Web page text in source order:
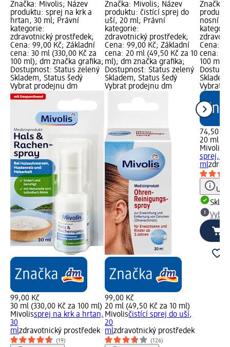
Značka: Mivolis; Název
produktu: sprej na krk a
hrtan, 30 ml; Právní
kategorie:
zdravotnický prostředek;
Cena: 99,00 Kč; Základní
cena: 30 ml (330,00 Kč za
100 ml); dm značka grafika;
Dostupnost: Status zelený
Skladem, Status šedý
Vybrat prodejnu dm
99,00 Kč
30 ml (330,00 Kč za 100 ml)
Mivolissprej na krk a hrtan,
30
mlzdravotnický prostředek
(19)
Značka: Mivolis; Název
produktu: čistící sprej do
uší, 20 ml; Právní
kategorie:
zdravotnický prostředek;
Cena: 99,00 Kč; Základní
cena: 20 ml (49,50 Kč za 10
ml); dm značka grafika;
Dostupnost: Status zelený
Skladem, Status šedý
Vybrat prodejnu dm
99,00 Kč
20 ml (49,50 Kč za 10 ml)
Mivolisčistící sprej do uší,
20
mlzdravotnický prostředek
(126)
Značka:
nosní
Cena:
cena:
100 ml);
Vybrat
74,50 Kč
20 ml
Mivolis
sprej, 20
ml